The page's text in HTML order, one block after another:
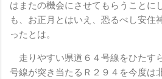
はまたの機会にさせてもらうことに
も、お正月とはいえ、恐るべし安住
ったとは。
走りやすい県道６４号線をひたす
号線が突き当たるＲ２９４を今度は